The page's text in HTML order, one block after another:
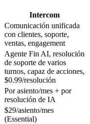
Intercom
Comunicación unificada
con clientes, soporte,
ventas, engagement
Agente Fin AI, resolución
de soporte de varios
turnos, capaz de acciones,
$0.99/resolución
Por asiento/mes + por
resolución de IA
$29/asiento/mes
(Essential)